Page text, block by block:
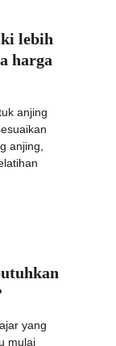
lebih
harga
anjing
anjing,
yang
mulai